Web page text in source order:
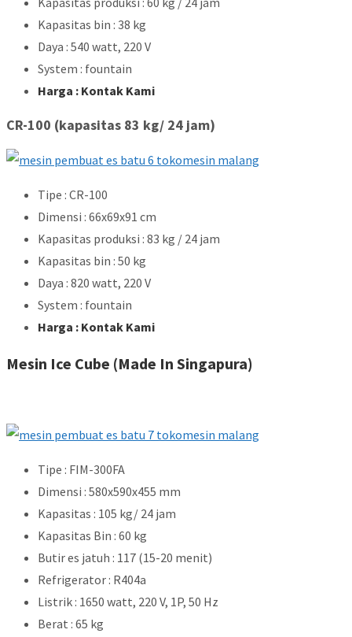
Kapasitas bin : 38 kg
Daya : 540 watt, 220 V
System : fountain
Harga : Kontak Kami
CR-100 (kapasitas 83 kg/ 24 jam)
Tipe : CR-100
Dimensi : 66x69x91 cm
Kapasitas produksi : 83 kg / 24 jam
Kapasitas bin : 50 kg
Daya : 820 watt, 220 V
System : fountain
Harga : Kontak Kami
Mesin Ice Cube (Made In Singapura)
Tipe : FIM-300FA
Dimensi : 580x590x455 mm
Kapasitas : 105 kg/ 24 jam
Kapasitas Bin : 60 kg
Butir es jatuh : 117 (15-20 menit)
Refrigerator : R404a
Listrik : 1650 watt, 220 V, 1P, 50 Hz
Berat : 65 kg